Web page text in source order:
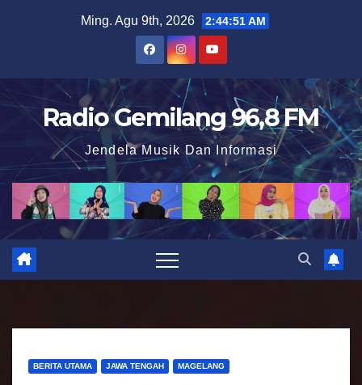
t
o
n
Ming. Agu 9th, 2026 2:44:52 AM
Radio Gemilang 96,8 FM
Jendela Musik Dan Informasi
BERITA UTAMA JAWA TENGAH MAGELANG